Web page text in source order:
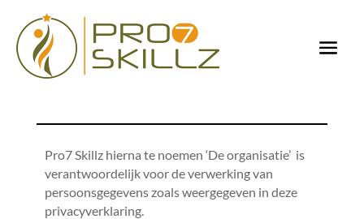
Pro7 Skillz hierna te noemen ‘De organisatie’ is
verantwoordelijk voor de verwerking van
persoonsgegevens zoals weergegeven in deze
privacyverklaring.